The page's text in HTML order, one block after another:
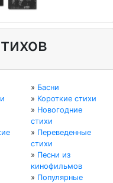
» Басни
» Короткие стихи
» Новогодние
стихи
» Переведенные
стихи
» Песни из
кинофильмов
» Популярные